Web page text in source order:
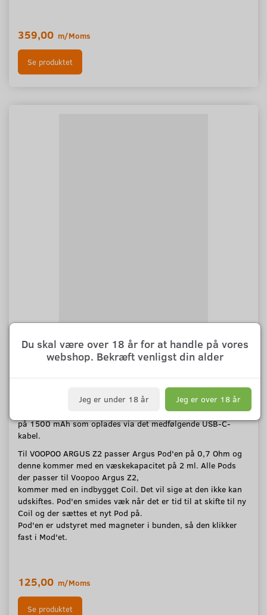
359,00 m/Moms
Se produktet
VOOPOO ARGUS Z2 (1500 MAH)
VOOPOO ARGUS Z2 Kittet kommer med automatisk sug,
hvortil den leverer et max output på 20W. VOOPOO ARGUS
Z2 er udstyret med et indbygget Batteri
på 1500 mAh som oplades via det medfølgende USB-C-
kabel.
Til VOOPOO ARGUS Z2 passer Argus Pod'en på 0,7 Ohm og
denne kommer med en væskekapacitet på 2 ml. Alle Pods
der passer til Voopoo Argus Z2,
kommer med en indbygget Coil. Det vil sige at den ikke kan
udskiftes. Pod'en smides væk når det er tid til at skifte til ny
Coil og der sættes et nyt Pod på.
Pod'en er udstyret med magneter i bunden, så den klikker
fast i Mod'et.
125,00 m/Moms
Se produktet
Du skal være over 18 år for at handle på vores
webshop. Bekræft venligst din alder
Jeg er under 18 år Jeg er over 18 år